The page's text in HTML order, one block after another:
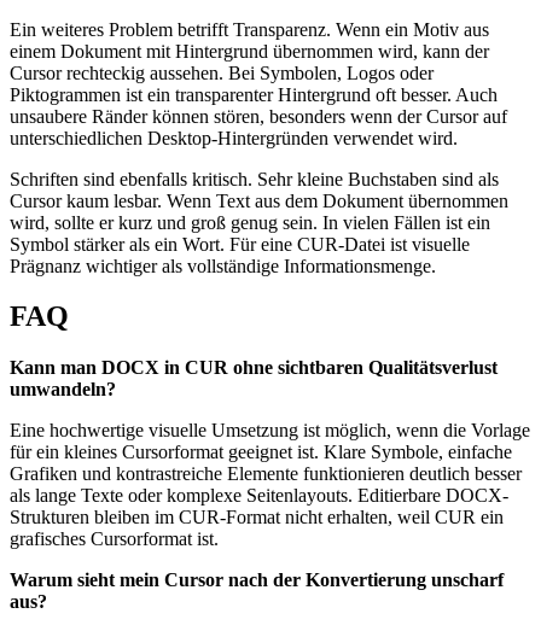
Ein weiteres Problem betrifft Transparenz. Wenn ein Motiv aus
einem Dokument mit Hintergrund übernommen wird, kann der
Cursor rechteckig aussehen. Bei Symbolen, Logos oder
Piktogrammen ist ein transparenter Hintergrund oft besser. Auch
unsaubere Ränder können stören, besonders wenn der Cursor auf
unterschiedlichen Desktop-Hintergründen verwendet wird.
Schriften sind ebenfalls kritisch. Sehr kleine Buchstaben sind als
Cursor kaum lesbar. Wenn Text aus dem Dokument übernommen
wird, sollte er kurz und groß genug sein. In vielen Fällen ist ein
Symbol stärker als ein Wort. Für eine CUR-Datei ist visuelle
Prägnanz wichtiger als vollständige Informationsmenge.
FAQ
Kann man DOCX in CUR ohne sichtbaren Qualitätsverlust
umwandeln?
Eine hochwertige visuelle Umsetzung ist möglich, wenn die Vorlage
für ein kleines Cursorformat geeignet ist. Klare Symbole, einfache
Grafiken und kontrastreiche Elemente funktionieren deutlich besser
als lange Texte oder komplexe Seitenlayouts. Editierbare DOCX-
Strukturen bleiben im CUR-Format nicht erhalten, weil CUR ein
grafisches Cursorformat ist.
Warum sieht mein Cursor nach der Konvertierung unscharf
aus?